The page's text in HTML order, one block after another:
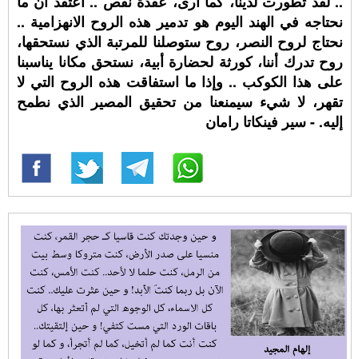
نحتاجه في الهند اليوم هو تدمير هذه الروح الانهزامية ..
نحتاج لروح النصر، روح ستوصلنا للمرتبة الذي نستحقها،
روح تدرك أننا، كورثة لحضارة أبية، نستحق مكانا يناسبنا
على هذا الكوكب .. وإذا ما استفاقت هذه الروح التي لا
تقهر، لا شيء سيمنعنا من تحقيق المصير الذي نطمح
إليه. - سير فينكاتا رامان